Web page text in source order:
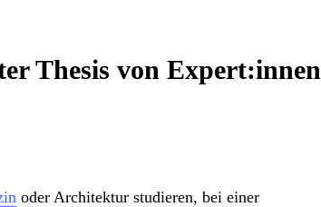
Thesis von Expert:innen
oder Architektur studieren, bei einer